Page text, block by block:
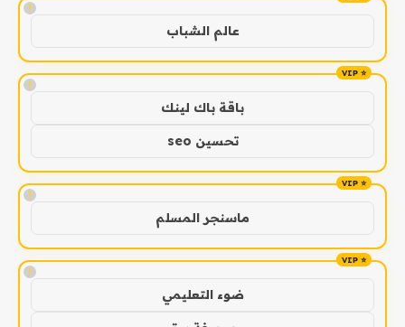
!
عالم الشباب
!
باقة باك لينك
تحسين seo
!
ماسنجر المسلم
!
ضوء التعليمي